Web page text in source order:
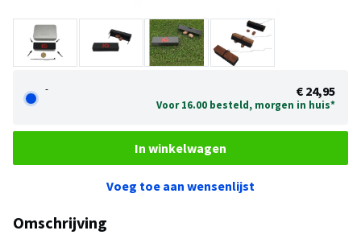
- € 24,95
Voor 16.00 besteld, morgen in huis*
In winkelwagen
Voeg toe aan wensenlijst
Omschrijving